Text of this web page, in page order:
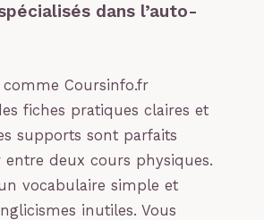
dans l’auto-
comme Coursinfo.fr
fiches pratiques claires et
supports sont parfaits
entre deux cours physiques.
vocabulaire simple et
inutiles. Vous